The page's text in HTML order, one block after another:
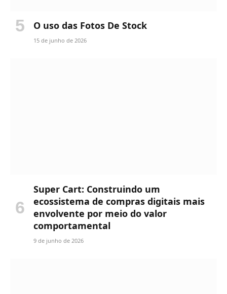
O uso das Fotos De Stock
15 de junho de 2026
Super Cart: Construindo um
ecossistema de compras digitais mais
envolvente por meio do valor
comportamental
9 de junho de 2026